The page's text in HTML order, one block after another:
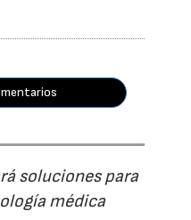
soluciones para
médica